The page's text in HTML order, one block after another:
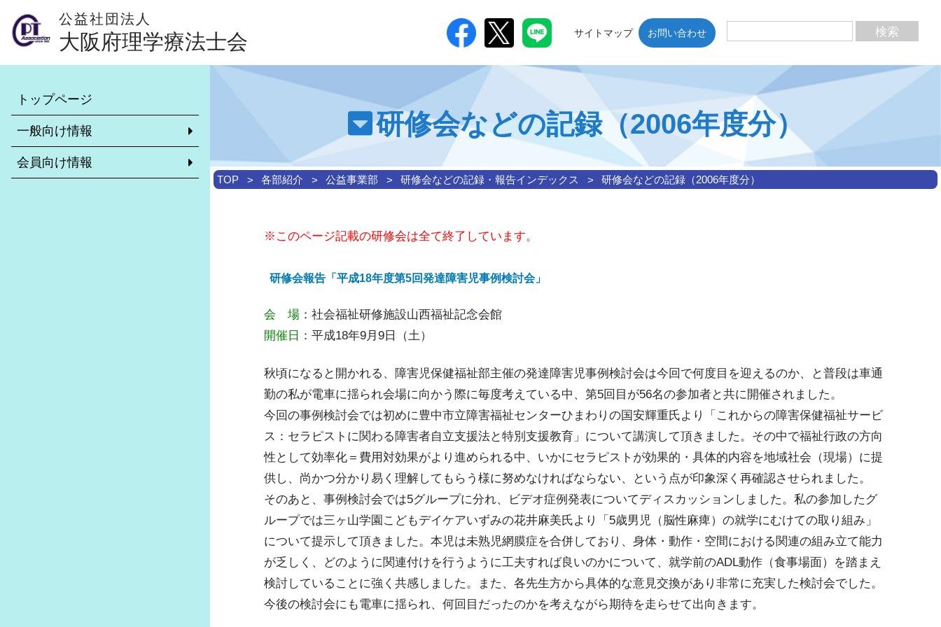
公益社団法人
大阪府理学療法士会 サイトマップ お問い合わせ
トップページ
一般向け情報 学校一覧
理学療法士がいる施設
大阪府理学療法士会のご案内
訪問リハビリ受け入れ可能施設
会員向け情報
リカレント教育について
非常勤求職・求人情報システム
地域包括ケアシステムに関する推進
府士会ZOOMの利用方法および申込
研修会などの記録（2006年度分）
TOP 各部紹介 公益事業部 研修会などの記録・報告インデックス 研修会などの記録（2006年度分）
※このページ記載の研修会は全て終了しています。
研修会報告「平成18年度第5回発達障害児事例検討会」
会 場 ：社会福祉研修施設山西福祉記念会館
開催日 ：平成18年9月9日（土）
秋頃になると開かれる、障害児保健福祉部主催の発達障害児事例検討会は今回で何度目を迎えるのか、と普段は車通
勤の私が電車に揺られ会場に向かう際に毎度考えている中、第5回目が56名の参加者と共に開催されました。
今回の事例検討会では初めに豊中市立障害福祉センターひまわりの国安輝重氏より「これからの障害保健福祉サービ
ス：セラピストに関わる障害者自立支援法と特別支援教育」について講演して頂きました。その中で福祉行政の方向
性として効率化＝費用対効果がより進められる中、いかにセラピストが効果的・具体的内容を地域社会（現場）に提
供し、尚かつ分かり易く理解してもらう様に努めなければならない、という点が印象深く再確認させられました。
そのあと、事例検討会では5グループに分れ、ビデオ症例発表についてディスカッションしました。私の参加したグ
ループでは三ヶ山学園こどもデイケアいずみの花井麻美氏より「5歳男児（脳性麻痺）の就学にむけての取り組み」
について提示して頂きました。本児は未熟児網膜症を合併しており、身体・動作・空間における関連の組み立て能力
が乏しく、どのように関連付けを行うように工夫すれば良いのかについて、就学前のADL動作（食事場面）を踏まえ
検討していることに強く共感しました。また、各先生方から具体的な意見交換があり非常に充実した検討会でした。
今後の検討会にも電車に揺られ、何回目だったのかを考えながら期待を走らせて出向きます。